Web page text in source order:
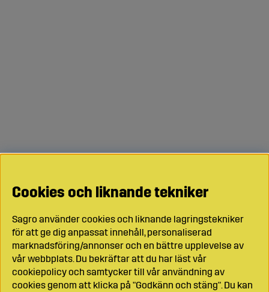
Cookies och liknande tekniker
Sagro använder cookies och liknande lagringstekniker
för att ge dig anpassat innehåll, personaliserad
marknadsföring/annonser och en bättre upplevelse av
vår webbplats. Du bekräftar att du har läst vår
cookiepolicy och samtycker till vår användning av
cookies genom att klicka på "Godkänn och stäng". Du kan